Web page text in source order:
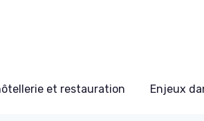
et restauration Enjeux